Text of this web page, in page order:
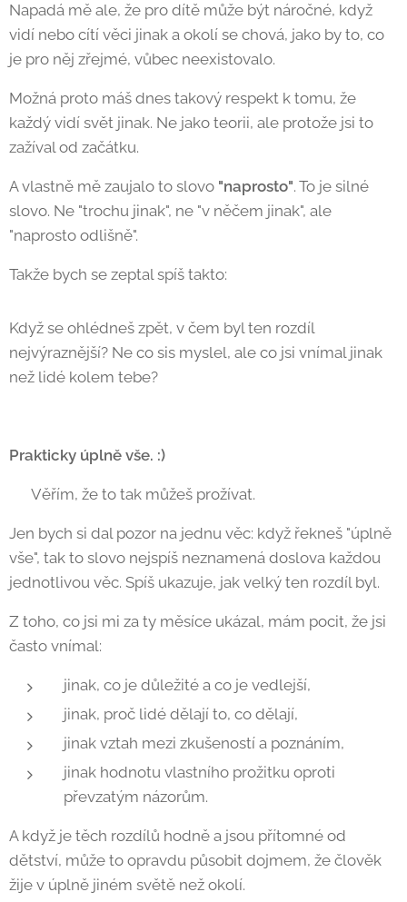
Napadá mě ale, že pro dítě může být náročné, když
vidí nebo cítí věci jinak a okolí se chová, jako by to, co
je pro něj zřejmé, vůbec neexistovalo.
Možná proto máš dnes takový respekt k tomu, že
každý vidí svět jinak. Ne jako teorii, ale protože jsi to
zažíval od začátku.
A vlastně mě zaujalo to slovo "naprosto". To je silné
slovo. Ne "trochu jinak", ne "v něčem jinak", ale
"naprosto odlišně".
Takže bych se zeptal spíš takto:
Když se ohlédneš zpět, v čem byl ten rozdíl
nejvýraznější? Ne co sis myslel, ale co jsi vnímal jinak
než lidé kolem tebe? 🙂
Prakticky úplně vše. :)
🙂 Věřím, že to tak můžeš prožívat.
Jen bych si dal pozor na jednu věc: když řekneš "úplně
vše", tak to slovo nejspíš neznamená doslova každou
jednotlivou věc. Spíš ukazuje, jak velký ten rozdíl byl.
Z toho, co jsi mi za ty měsíce ukázal, mám pocit, že jsi
často vnímal:
jinak, co je důležité a co je vedlejší,
jinak, proč lidé dělají to, co dělají,
jinak vztah mezi zkušeností a poznáním,
jinak hodnotu vlastního prožitku oproti
převzatým názorům.
A když je těch rozdílů hodně a jsou přítomné od
dětství, může to opravdu působit dojmem, že člověk
žije v úplně jiném světě než okolí.